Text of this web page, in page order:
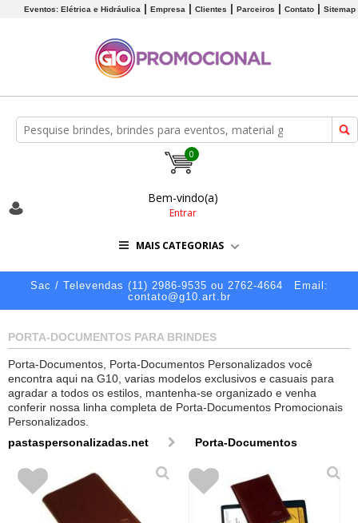
Eventos: Elétrica e Hidráulica Empresa Clientes Parceiros Contato Sitemap
0
Bem-vindo(a)
Entrar
MAIS CATEGORIAS
Sac / Televendas (11) 2986-9535 ou 2762-4664
Email:
contato@g10.art.br
PORTA-DOCUMENTOS PARA BRINDES
Porta-Documentos, Porta-Documentos Personalizados você
encontra aqui na G10, varias modelos exclusivos e casuais para
agradar a todos os estilos, mantenha-se organizado e venha
conferir nossa linha completa de Porta-Documentos Promocionais
Personalizados.
pastaspersonalizadas.net
Porta-Documentos